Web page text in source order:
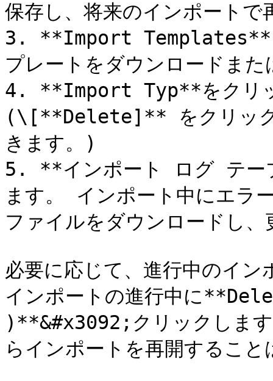
保存し、将来のインポートで
3. **Import Templates**
プレートをダウンロードま
4. **Import Typ**をクリッ
(\[**Delete]** をクリック
きます。)
5. **インポート ログ テー
ます。 インポート中にエラ
ファイルをダウンロードし
必要に応じて、進行中のイ
インポートの進行中に
)**&#x3092;クリックしま
らインポートを再開するこ